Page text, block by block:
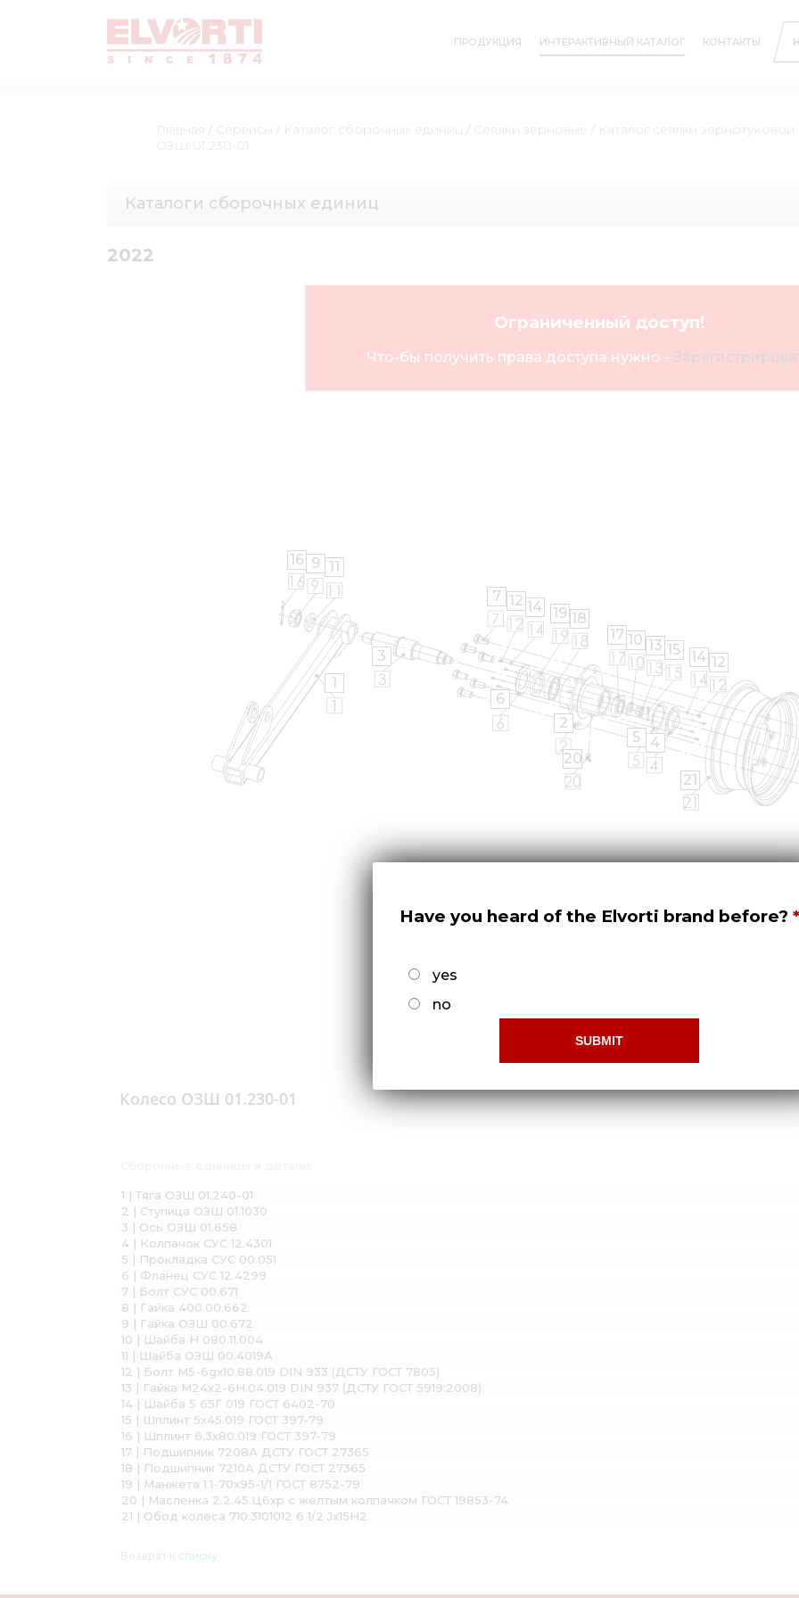
ПРОДУКЦИЯ ИНТЕРАКТИВНЫЙ КАТАЛОГ КОНТАКТЫ
Главная / Сервисы / Каталог сборочных единиц / Сеялки зерновые / Каталог сеялки
ОЗШ 01.230-01
Каталоги сборочных единиц
2022
Ограниченный доступ!
Что-бы получить права доступа нужно -
Колесо ОЗШ 01.230-01
1
2
3
4
5
6
7
9
10
11
12
12
13
14
14
15
16
17
18
19
20
21
1 | Тяга ОЗШ 01.240-01
2 | Ступица ОЗШ 01.1030
3 | Ось ОЗШ 01.658
4 | Колпачок СУС 12.4301
5 | Прокладка СУС 00.051
6 | Фланец СУС 12.4299
7 | Болт СУС 00.671
8 | Гайка 400.00.662
9 | Гайка ОЗШ 00.672
10 | Шайба Н 080.11.004
11 | Шайба ОЗШ 00.4019A
12 | Болт М5-6gх10.88.019 DIN 933 (ДСТУ ГОСТ 7805)
13 | Гайка М24х2-6Н.04.019 DIN 937 (ДСТУ ГОСТ 5919:2008)
14 | Шайба 5 65Г 019 ГОСТ 6402-70
15 | Шплинт 5х45.019 ГОСТ 397-79
16 | Шплинт 6,3х80.019 ГОСТ 397-79
17 | Подшипник 7208А ДСТУ ГОСТ 27365
18 | Подшипник 7210А ДСТУ ГОСТ 27365
19 | Манжета 1.1-70х95-1/1 ГОСТ 8752-79
20 | Масленка 2.2.45.Ц6хр с желтым колпачком ГОСТ 19853-74
21 | Обод колеса 710.3101012 6 1/2 Jх15Н2
Возврат к списку
Have you heard of the Elvorti brand before?
yes
no